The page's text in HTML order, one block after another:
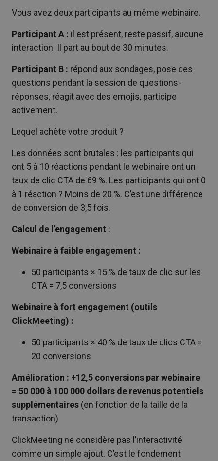
Vous avez deux participants au même webinaire.
Participant A : il est présent, reste passif, aucune
interaction. Il part au bout de 30 minutes.
Participant B : répond aux sondages, pose des
questions pendant la session de questions-
réponses, réagit avec des emojis, participe
activement.
Lequel achète votre produit ?
Les données sont brutales : les participants qui
ont 5 à 10 réactions pendant le webinaire ont un
taux de clic CTA de 69 %. Les participants qui ont 0
à 1 réaction ? Moins de 20 %. C’est une différence
de conversion de 3,5 fois.
Calcul de l’engagement :
Webinaire à faible engagement :
50 participants × 15 % de taux de clic sur les
CTA = 7,5 conversions
Webinaire à fort engagement (outils
ClickMeeting) :
50 participants × 40 % de taux de clics CTA =
20 conversions
Amélioration : +12,5 conversions par webinaire
= 50 000 à 100 000 dollars de revenus potentiels
supplémentaires (en fonction de la taille de la
transaction)
ClickMeeting ne considère pas l’interactivité
comme un simple ajout. C’est le fondement